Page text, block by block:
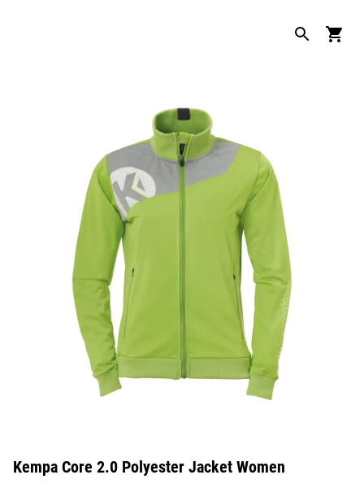
Kempa Core 2.0 Polyester Jacket Women